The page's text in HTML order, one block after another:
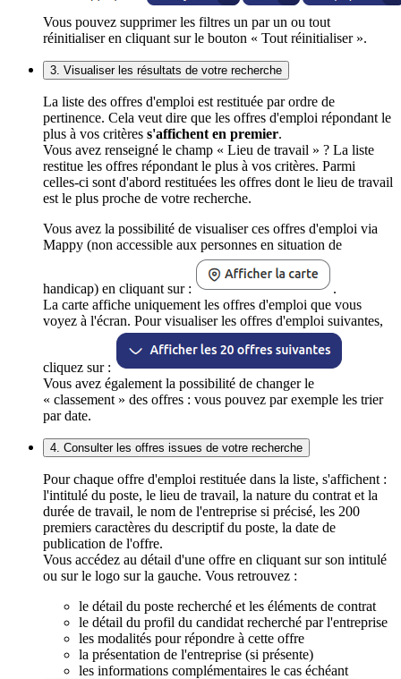
Vous pouvez supprimer les filtres un par un ou tout
réinitialiser en cliquant sur le bouton « Tout réinitialiser ».
3. Visualiser les résultats de votre recherche
La liste des offres d'emploi est restituée par ordre de
pertinence. Cela veut dire que les offres d'emploi répondant le
plus à vos critères s'affichent en premier.
Vous avez renseigné le champ « Lieu de travail » ? La liste
restitue les offres répondant le plus à vos critères. Parmi
celles-ci sont d'abord restituées les offres dont le lieu de travail
est le plus proche de votre recherche.
Vous avez la possibilité de visualiser ces offres d'emploi via
Mappy (non accessible aux personnes en situation de
handicap) en cliquant sur :
.
La carte affiche uniquement les offres d'emploi que vous
voyez à l'écran. Pour visualiser les offres d'emploi suivantes,
cliquez sur :
Vous avez également la possibilité de changer le
« classement » des offres : vous pouvez par exemple les trier
par date.
4. Consulter les offres issues de votre recherche
Pour chaque offre d'emploi restituée dans la liste, s'affichent :
l'intitulé du poste, le lieu de travail, la nature du contrat et la
durée de travail, le nom de l'entreprise si précisé, les 200
premiers caractères du descriptif du poste, la date de
publication de l'offre.
Vous accédez au détail d'une offre en cliquant sur son intitulé
ou sur le logo sur la gauche. Vous retrouvez :
le détail du poste recherché et les éléments de contrat
le détail du profil du candidat recherché par l'entreprise
les modalités pour répondre à cette offre
la présentation de l'entreprise (si présente)
les informations complémentaires le cas échéant